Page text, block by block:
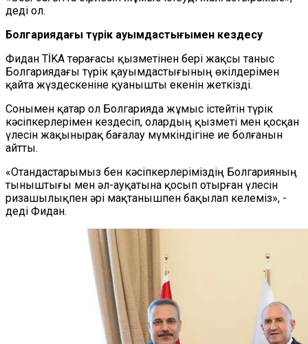
деді ол.
Болгариядағы түрік қауымдастығымен кездесу
Фидан TİKA төрағасы қызметінен бері жақсы таныс
Болгариядағы түрік қауымдастығының өкілдерімен
қайта жүздескеніне қуанышты екенін жеткізді.
Сонымен қатар ол Болгарияда жұмыс істейтін түрік
кәсіпкерлерімен кездесіп, олардың қызметі мен қосқан
үлесін жақынырақ бағалау мүмкіндігіне ие болғанын
айтты.
«Отандастарымыз бен кәсіпкерлеріміздің Болгарияның
тыныштығы мен әл-ауқатына қосып отырған үлесін
ризашылықпен әрі мақтанышпен бақылап келеміз», -
деді Фидан.